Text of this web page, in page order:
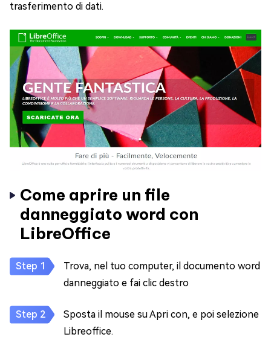
trasferimento di dati.
Come aprire un file
danneggiato word con
LibreOffice
Trova, nel tuo computer, il documento word
danneggiato e fai clic destro
Sposta il mouse su Apri con, e poi selezione
Libreoffice.